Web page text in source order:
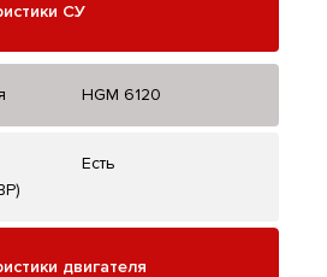
СУ
HGM 6120
Есть
двигателя